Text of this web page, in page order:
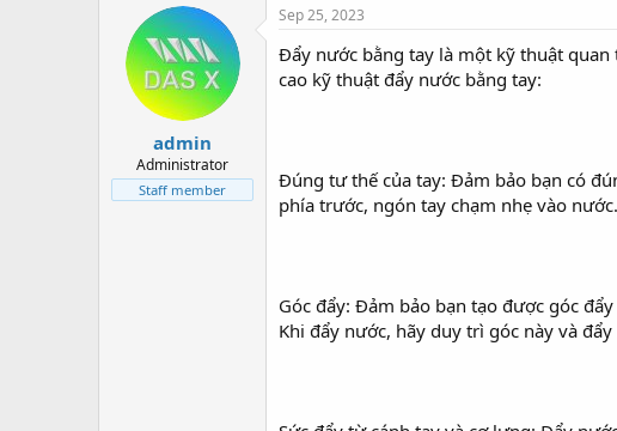
t
e
a
r
t
d
a
t
e
admin
Administrator
Staff member
Sep 25, 2023
Đẩy nước bằng tay là một kỹ thuật
cao kỹ thuật đẩy nước bằng tay:
Đúng tư thế của tay: Đảm bảo bạn có
phía trước, ngón tay chạm nhẹ vào
Góc đẩy: Đảm bảo bạn tạo được góc
Khi đẩy nước, hãy duy trì góc này và